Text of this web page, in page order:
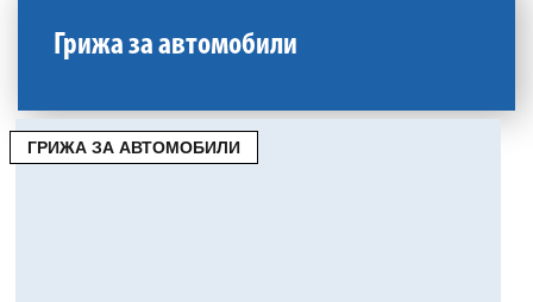
Грижа за автомобили
ГРИЖА ЗА АВТОМОБИЛИ